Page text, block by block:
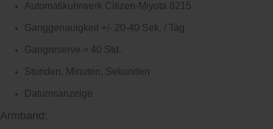
Automatikuhrwerk Citizen-Miyota 8215
Ganggenauigkeit +/- 20-40 Sek. / Tag
Gangreserve > 40 Std.
Stunden, Minuten, Sekunden
Datumsanzeige
Armband: